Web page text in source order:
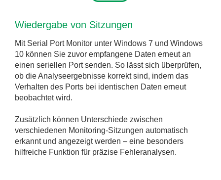
Wiedergabe von Sitzungen
Mit Serial Port Monitor unter Windows 7 und Windows
10 können Sie zuvor empfangene Daten erneut an
einen seriellen Port senden. So lässt sich überprüfen,
ob die Analyseergebnisse korrekt sind, indem das
Verhalten des Ports bei identischen Daten erneut
beobachtet wird.
Zusätzlich können Unterschiede zwischen
verschiedenen Monitoring-Sitzungen automatisch
erkannt und angezeigt werden – eine besonders
hilfreiche Funktion für präzise Fehleranalysen.